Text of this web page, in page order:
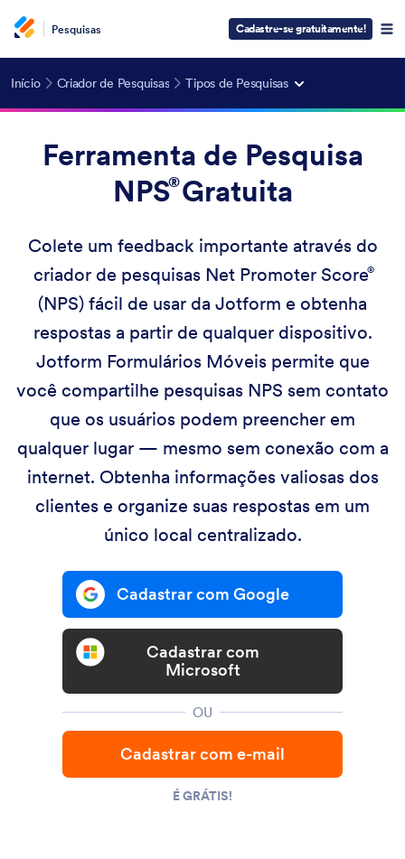
Pesquisas Cadastre-se gratuitamente!
Início Criador de Pesquisas Tipos de Pesquisas
Ferramenta de Pesquisa
NPSGratuita
Colete um feedback importante através do
criador de pesquisas Net Promoter Score
(NPS) fácil de usar da Jotform e obtenha
respostas a partir de qualquer dispositivo.
Jotform Formulários Móveis permite que
você compartilhe pesquisas NPS sem contato
que os usuários podem preencher em
qualquer lugar — mesmo sem conexão com a
internet. Obtenha informações valiosas dos
clientes e organize suas respostas em um
único local centralizado.
Cadastrar com Google
Cadastrar com
Microsoft
OU
Cadastrar com e-mail
É GRÁTIS!